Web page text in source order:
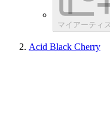
マイアーティ
Acid Black Cherry